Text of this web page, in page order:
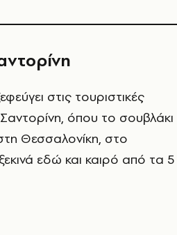
στις τουριστικές
όπου το σουβλάκι
Θεσσαλονίκη, στο
εδώ και καιρό από τα 5